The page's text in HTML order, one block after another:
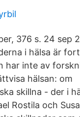
376 s. 24 sep
i hälsa är
har inte av
hälsan: om
skillna - der i
Rostila och